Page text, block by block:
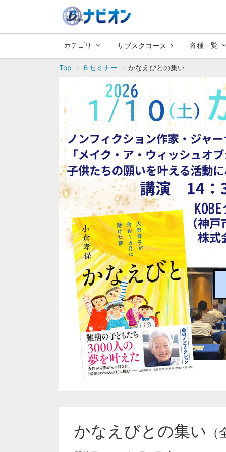
カテゴリ サブスクコース 各種一覧
Top Ｂセミナー かなえびとの集い
かなえびとの集い